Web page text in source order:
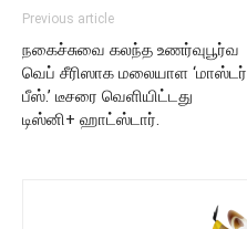
Previous article
நகைச்சுவை கலந்த உணர்வுபூர்வ
வெப் சீரிஸாக மலையாள ‘மாஸ்டர்
பீஸ்.’ டீசரை வெளியிட்டது
டிஸ்னி+ ஹாட்ஸ்டார்.